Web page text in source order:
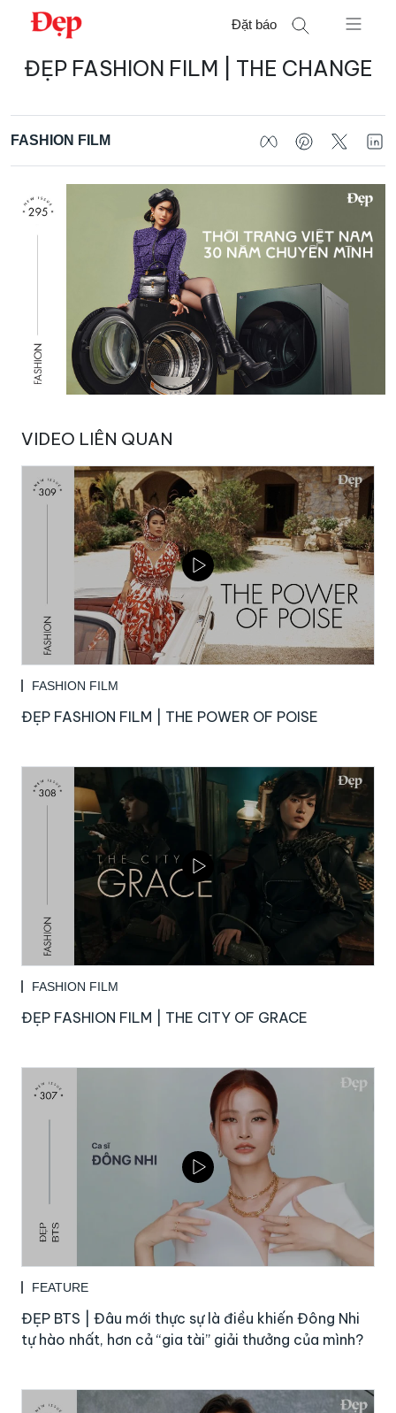
Chuyển
dung
Đặt báo
Tìm
cho:
ĐẸP FASHION FILM | THE CHANGE
FASHION FILM
VIDEO LIÊN QUAN
FASHION FILM
ĐẸP FASHION FILM | THE POWER OF POISE
FASHION FILM
ĐẸP FASHION FILM | THE CITY OF GRACE
FEATURE
ĐẸP BTS | Đâu mới thực sự là điều khiến Đông Nhi
tự hào nhất, hơn cả “gia tài” giải thưởng của mình?